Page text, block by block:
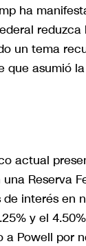
ha
reduzca
un tema
que asumió
actual
Reserva
interés en
y el
Powell por